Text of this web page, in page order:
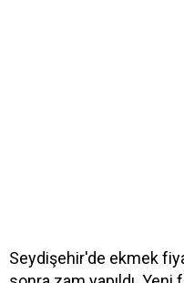
Seydişehir'de ekmek